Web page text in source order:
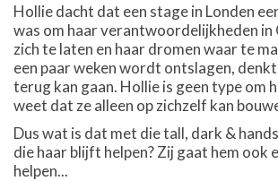
Hollie dacht dat een stage in Londen
was om haar verantwoordelijkheden
zich te laten en haar dromen waar te
een paar weken wordt ontslagen,
terug kan gaan. Hollie is geen type om
weet dat ze alleen op zichzelf kan
Dus wat is dat met die tall, dark &
die haar blijft helpen? Zij gaat hem ook
helpen...